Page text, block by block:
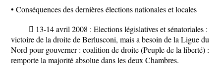
• Conséquences des dernières élections nationales et locales
 13-14 avril 2008 : Elections législatives et sénatoriales :
victoire de la droite de Berlusconi, mais a besoin de la Ligue du
Nord pour gouverner : coalition de droite (Peuple de la liberté) :
remporte la majorité absolue dans les deux Chambres.